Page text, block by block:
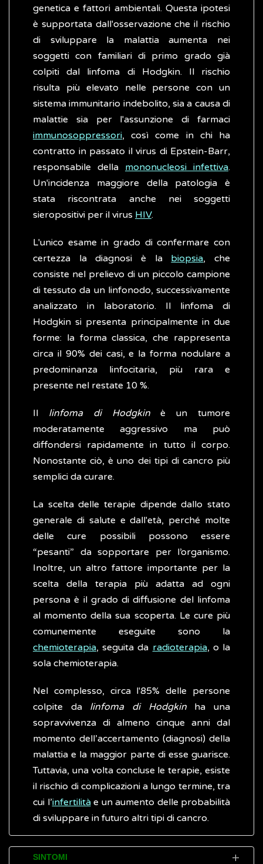
genetica e fattori ambientali. Questa ipotesi
è supportata dall'osservazione che il rischio
di sviluppare la malattia aumenta nei
soggetti con familiari di primo grado già
colpiti dal linfoma di Hodgkin. Il rischio
risulta più elevato nelle persone con un
sistema immunitario indebolito, sia a causa di
malattie sia per l'assunzione di farmaci
immunosoppressori, così come in chi ha
contratto in passato il virus di Epstein-Barr,
responsabile della mononucleosi infettiva.
Un'incidenza maggiore della patologia è
stata riscontrata anche nei soggetti
sieropositivi per il virus HIV.
L'unico esame in grado di confermare con
certezza la diagnosi è la biopsia, che
consiste nel prelievo di un piccolo campione
di tessuto da un linfonodo, successivamente
analizzato in laboratorio. Il linfoma di
Hodgkin si presenta principalmente in due
forme: la forma classica, che rappresenta
circa il 90% dei casi, e la forma nodulare a
predominanza linfocitaria, più rara e
presente nel restate 10 %.
Il linfoma di Hodgkinè un tumore
moderatamente aggressivo ma può
diffondersi rapidamente in tutto il corpo.
Nonostante ciò, è uno dei tipi di cancro più
semplici da curare.
La scelta delle terapie dipende dallo stato
generale di salute e dall'età, perché molte
delle cure possibili possono essere
“pesanti” da sopportare per l’organismo.
Inoltre, un altro fattore importante per la
scelta della terapia più adatta ad ogni
persona è il grado di diffusione del linfoma
al momento della sua scoperta. Le cure più
comunemente eseguite sono la
chemioterapia, seguita da radioterapia, o la
sola chemioterapia.
Nel complesso, circa l'85% delle persone
colpite da linfoma di Hodgkinha una
sopravvivenza di almeno cinque anni dal
momento dell’accertamento (diagnosi) della
malattia e la maggior parte di esse guarisce.
Tuttavia, una volta concluse le terapie, esiste
il rischio di complicazioni a lungo termine, tra
cui l’infertilitàe un aumento delle probabilità
di sviluppare in futuro altri tipi di cancro.
SINTOMI